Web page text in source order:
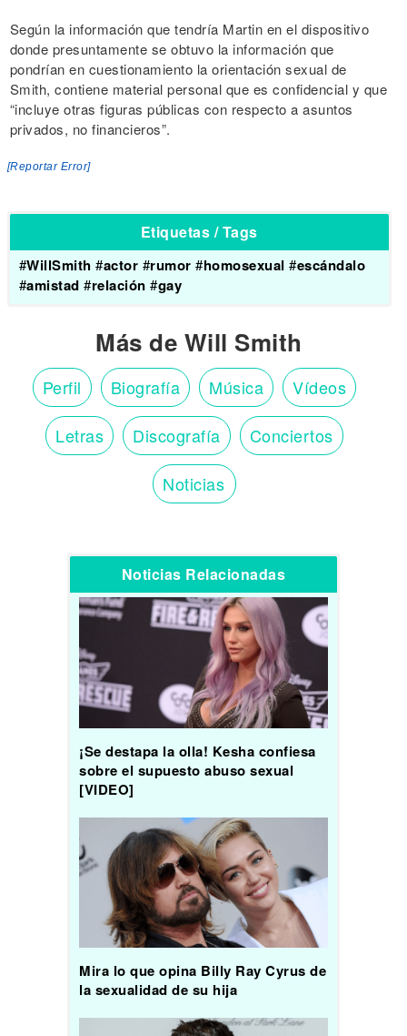
Según la información que tendría Martin en el dispositivo
donde presuntamente se obtuvo la información que
pondrían en cuestionamiento la orientación sexual de
Smith, contiene material personal que es confidencial y que
“incluye otras figuras públicas con respecto a asuntos
privados, no financieros”.
[Reportar Error]
Etiquetas / Tags
#WillSmith #actor #rumor #homosexual #escándalo
#amistad #relación #gay
Más de Will Smith
Perfil Biografía Música Vídeos
Letras Discografía Conciertos
Noticias
Noticias Relacionadas
¡Se destapa la olla! Kesha confiesa
sobre el supuesto abuso sexual
[VIDEO]
Mira lo que opina Billy Ray Cyrus de
la sexualidad de su hija